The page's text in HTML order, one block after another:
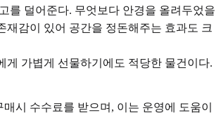
를 덜어준다. 무엇보다 안경을 올려두었을
재감이 있어 공간을 정돈해주는 효과도 크
게 가볍게 선물하기에도 적당한 물건이다.
시 수수료를 받으며, 이는 운영에 도움이